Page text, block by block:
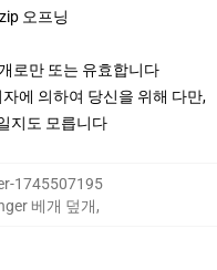
오프닝
로만 또는 유효합니다
에 의하여 당신을 위해 다만,
지도 모릅니다
1745507195
베개 덮개,